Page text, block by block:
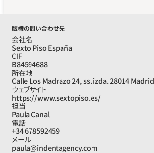
版権の問い合わせ先
会社名
Sexto Piso España
CIF
B84594688
所在地
Calle Los Madrazo 24, ss. izda. 28014 Madrid
ウェブサイト
https://www.sextopiso.es/
担当
Paula Canal
電話
+34 678592459
メール
paula@indentagency.com